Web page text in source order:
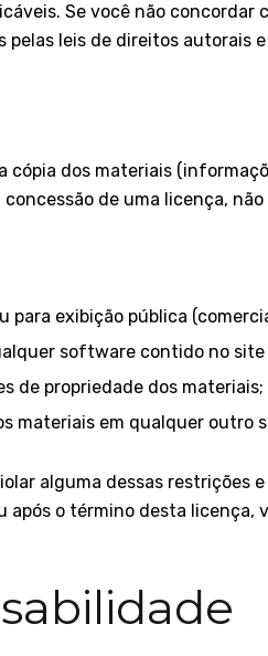
Se você não
leis de direitos autorais
dos materiais
de uma licença,
exibição pública
software contido no site
de propriedade dos materiais;
materiais em qualquer outro
alguma dessas restrições
o término desta licença,